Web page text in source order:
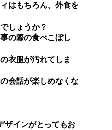
はもちろん、外食を
しょうか？
の際の食べこぼし
衣服が汚れてしま
会話が楽しめなくな
ザインがとってもお